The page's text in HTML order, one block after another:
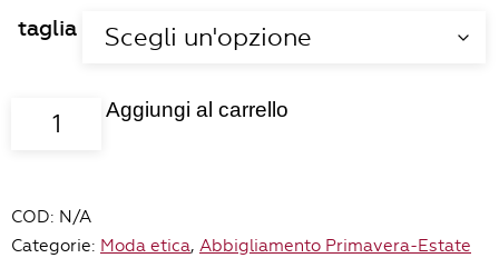
taglia
Tees
Aggiungi al carrello
COD: N/A
Categorie: Moda etica, Abbigliamento Primavera-Estate